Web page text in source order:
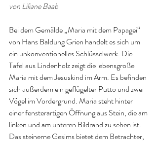
von Liliane Baab
Bei dem Gemälde „Maria mit dem Papagei“
von Hans Baldung Grien handelt es sich um
ein unkonventionelles Schlüsselwerk. Die
Tafel aus Lindenholz zeigt die lebensgroße
Maria mit dem Jesuskind im Arm. Es befinden
sich außerdem ein geflügelter Putto und zwei
Vögel im Vordergrund. Maria steht hinter
einer fensterartigen Öffnung aus Stein, die am
linken und am unteren Bildrand zu sehen ist.
Das steinerne Gesims bietet dem Betrachter,